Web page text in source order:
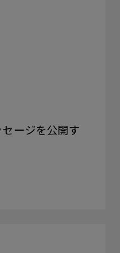
ージを公開す